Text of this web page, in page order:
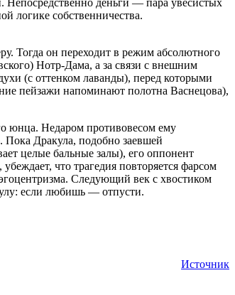
логике собственничества.
Тогда он переходит в режим абсолютного
Нотр-Дама, а за связи с внешним
(с оттенком лаванды), перед которыми
пейзажи напоминают полотна Васнецова),
юнца. Недаром противовесом ему
Пока Дракула, подобно заевшей
целые бальные залы), его оппонент
что трагедия повторяется фарсом
Следующий век с хвостиком
если любишь — отпусти.
Источник